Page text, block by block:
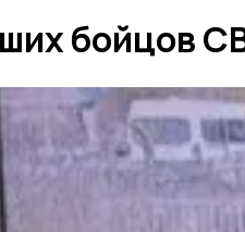
бойцов